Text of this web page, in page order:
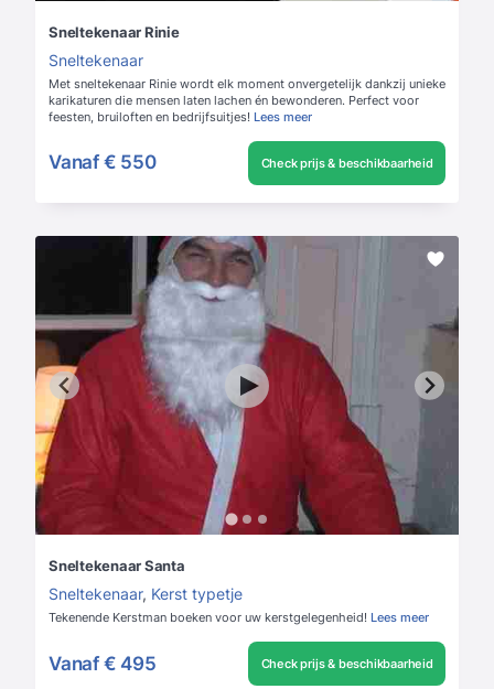
Sneltekenaar Rinie
Sneltekenaar
Met sneltekenaar Rinie wordt elk moment onvergetelijk dankzij unieke
karikaturen die mensen laten lachen én bewonderen. Perfect voor
feesten, bruiloften en bedrijfsuitjes! Lees meer
Vanaf € 550 Check prijs & beschikbaarheid
Sneltekenaar Santa
Sneltekenaar, Kerst typetje
Tekenende Kerstman boeken voor uw kerstgelegenheid! Lees meer
Vanaf € 495 Check prijs & beschikbaarheid